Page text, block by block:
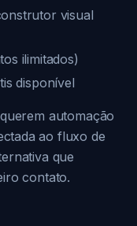
visual
ilimitados)
disponível
automação
ao fluxo de
que
contato.